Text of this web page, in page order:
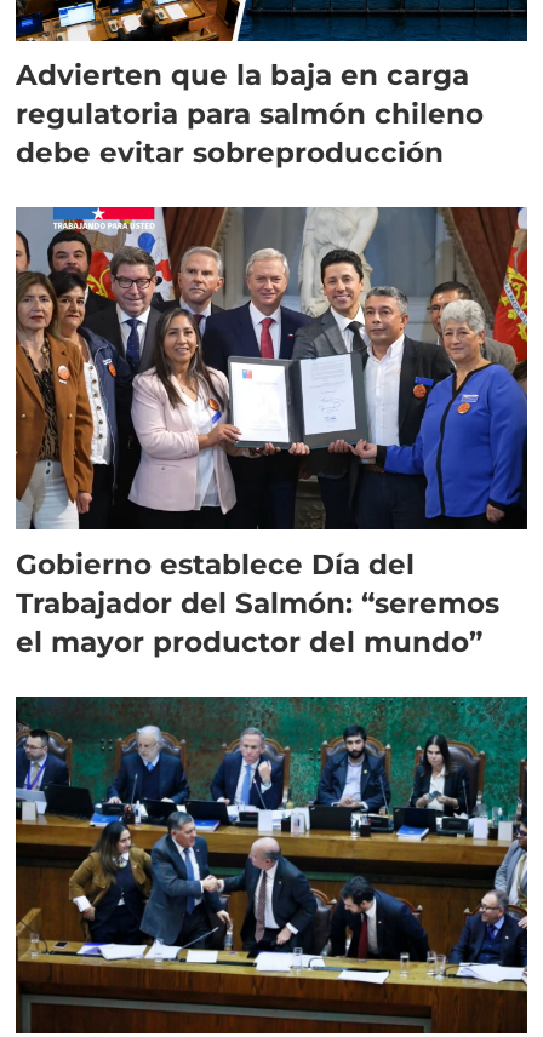
Advierten que la baja en carga
regulatoria para salmón chileno
debe evitar sobreproducción
Gobierno establece Día del
Trabajador del Salmón: “seremos
el mayor productor del mundo”